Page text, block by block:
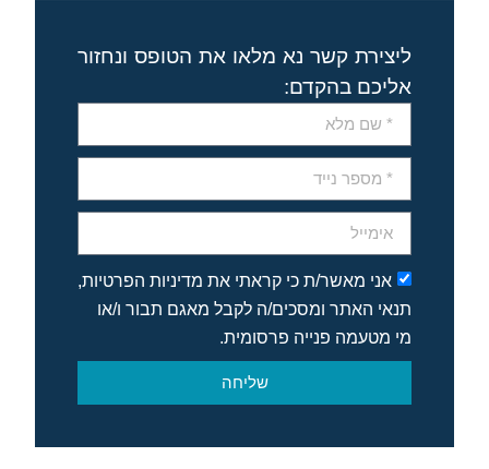
ליצירת קשר נא מלאו את הטופס ונחזור
אליכם בהקדם:
אני מאשר/ת כי קראתי את מדיניות הפרטיות,
תנאי האתר ומסכים/ה לקבל מאגם תבור ו/או
מי מטעמה פנייה פרסומית.
שליחה